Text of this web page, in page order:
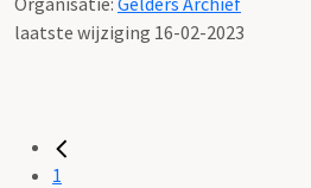
laatste wijziging 16-02-2023
1